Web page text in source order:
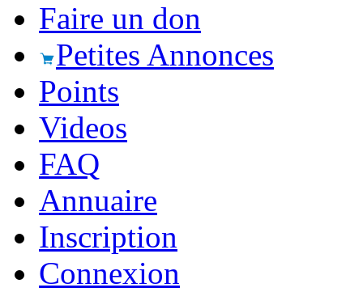
Faire un don
Petites Annonces
Points
Videos
FAQ
Annuaire
Inscription
Connexion